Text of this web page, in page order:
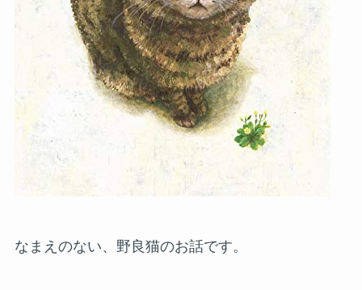
なまえのない、野良猫のお話です。